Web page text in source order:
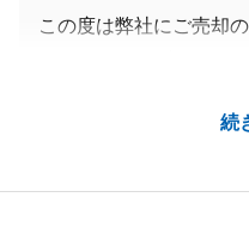
続
この度は弊社にご売却
I様のご協力があり、ご